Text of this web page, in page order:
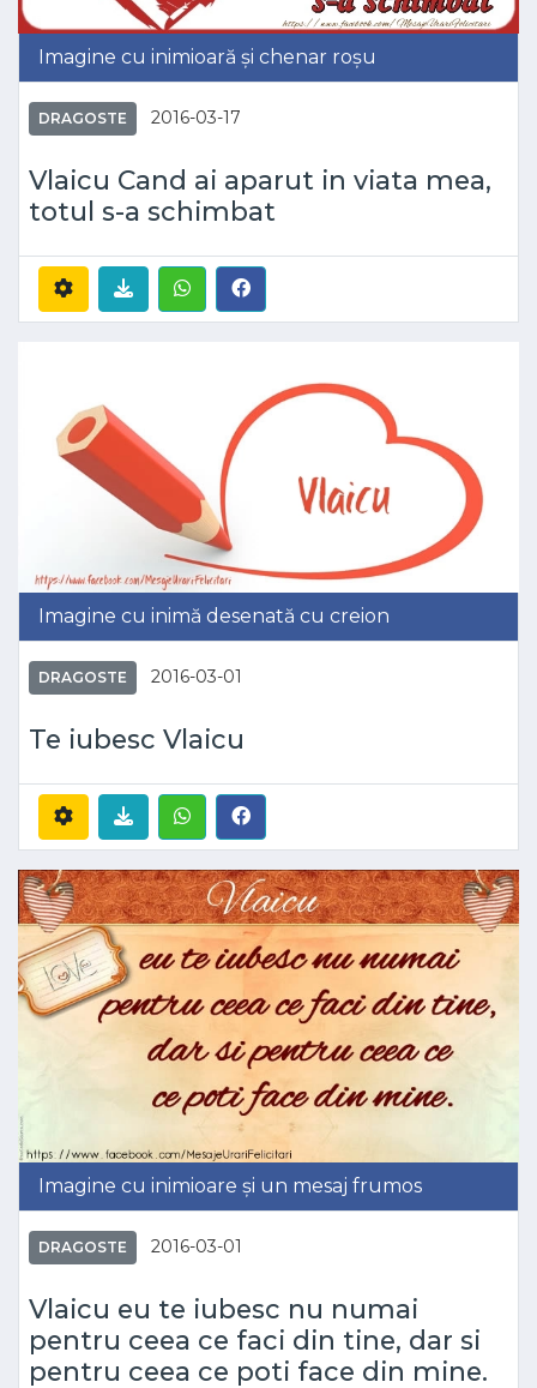
Imagine cu inimioară și chenar roșu
DRAGOSTE 2016-03-17
Vlaicu Cand ai aparut in viata mea,
totul s-a schimbat
Imagine cu inimă desenată cu creion
DRAGOSTE 2016-03-01
Te iubesc Vlaicu
Imagine cu inimioare și un mesaj frumos
DRAGOSTE 2016-03-01
Vlaicu eu te iubesc nu numai
pentru ceea ce faci din tine, dar si
pentru ceea ce poti face din mine.